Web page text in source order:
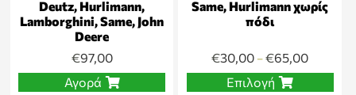
Deutz, Hurlimann,
Lamborghini, Same, John
Deere
€97,00
Αγορά
Same, Hurlimann χωρίς
πόδι
€30,00 –€65,00
Επιλογή